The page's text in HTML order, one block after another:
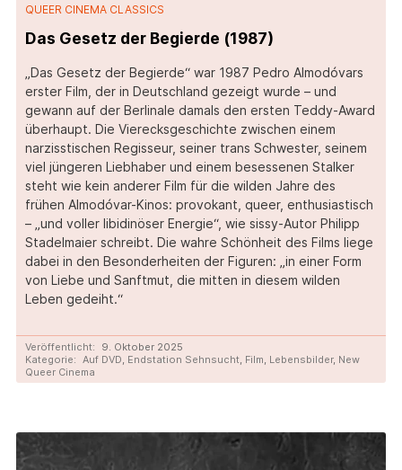
QUEER CINEMA CLASSICS
Das Gesetz der Begierde (1987)
„Das Gesetz der Begierde“ war 1987 Pedro Almodóvars
erster Film, der in Deutschland gezeigt wurde – und
gewann auf der Berlinale damals den ersten Teddy-Award
überhaupt. Die Vierecksgeschichte zwischen einem
narzisstischen Regisseur, seiner trans Schwester, seinem
viel jüngeren Liebhaber und einem besessenen Stalker
steht wie kein anderer Film für die wilden Jahre des
frühen Almodóvar-Kinos: provokant, queer, enthusiastisch
– „und voller libidinöser Energie“, wie sissy-Autor Philipp
Stadelmaier schreibt. Die wahre Schönheit des Films liege
dabei in den Besonderheiten der Figuren: „in einer Form
von Liebe und Sanftmut, die mitten in diesem wilden
Leben gedeiht.“
Veröffentlicht:
9. Oktober 2025
Kategorie: Auf DVD, Endstation Sehnsucht, Film, Lebensbilder, New
Queer Cinema